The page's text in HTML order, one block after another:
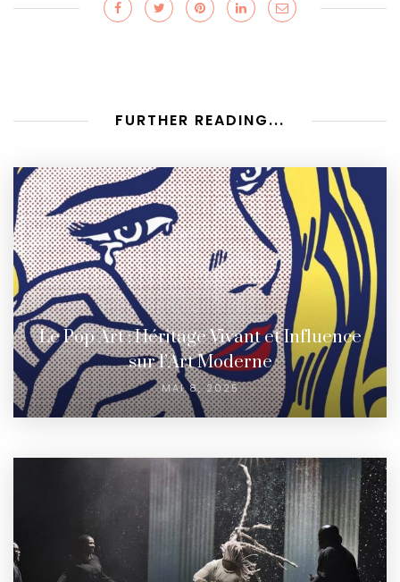
FURTHER READING...
Le Pop Art : Héritage Vivant et Influence
sur l’Art Moderne
MAI 8, 2025